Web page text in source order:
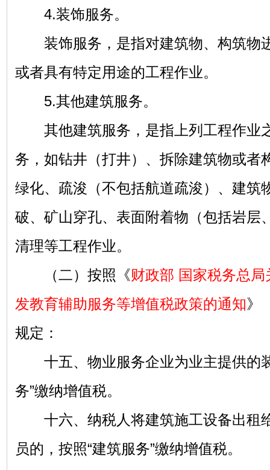
4.装饰服务。
装饰服务，是指对建筑物、构筑物
或者具有特定用途的工程作业。
5.其他建筑服务。
其他建筑服务，是指上列工程作业
务，如钻井（打井）、拆除建筑物或者
绿化、疏浚（不包括航道疏浚）、建筑
破、矿山穿孔、表面附着物（包括岩层
清理等工程作业。
（二）按照《财政部 国家税务总
发教育辅助服务等增值税政策的通知》
规定：
十五、物业服务企业为业主提供的
务”缴纳增值税。
十六、纳税人将建筑施工设备出租
员的，按照“建筑服务”缴纳增值税。